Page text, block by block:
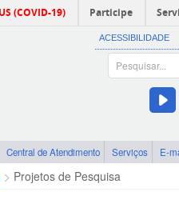
(COVID-19) Participe
ACESSIBILIDADE
Central de Atendimento Serviços E-
Projetos de Pesquisa